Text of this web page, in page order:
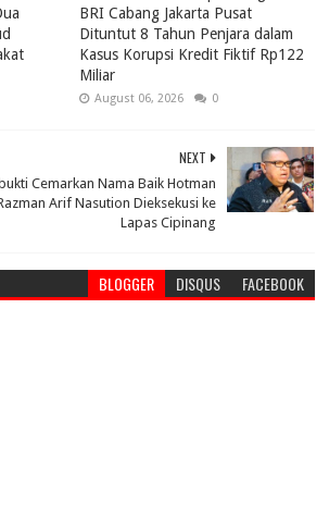
BRI Cabang Jakarta Pusat
Dituntut 8 Tahun Penjara dalam
Kasus Korupsi Kredit Fiktif Rp122
Miliar
August 06, 2026 0
NEXT
Cemarkan Nama Baik Hotman
Arif Nasution Dieksekusi ke
Lapas Cipinang
BLOGGER DISQUS FACEBOOK